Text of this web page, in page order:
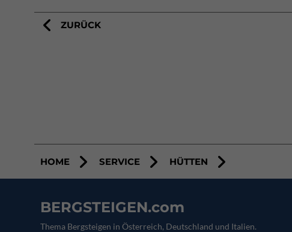
ZURÜCK
HOME SERVICE HÜTTEN
BERGSTEIGEN.com
Thema Bergsteigen in Österreich, Deutschland und Italien.